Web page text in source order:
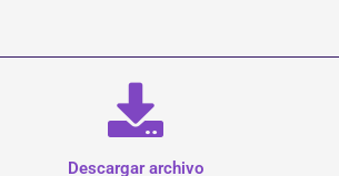
Descargar archivo